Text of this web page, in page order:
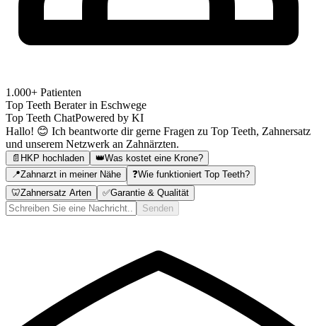
1.000+ Patienten
Top Teeth Berater in Eschwege
Top Teeth ChatPowered by KI
Hallo! 😊 Ich beantworte dir gerne Fragen zu Top Teeth, Zahnersatz
und unserem Netzwerk an Zahnärzten.
📄 HKP hochladen 👑Was kostet eine Krone?
📍Zahnarzt in meiner Nähe ❓Wie funktioniert Top Teeth?
🦷Zahnersatz Arten ✅Garantie & Qualität
Senden